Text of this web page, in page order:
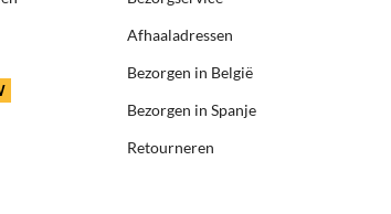
Afhaaladressen
Bezorgen in België
Bezorgen in Spanje
Retourneren